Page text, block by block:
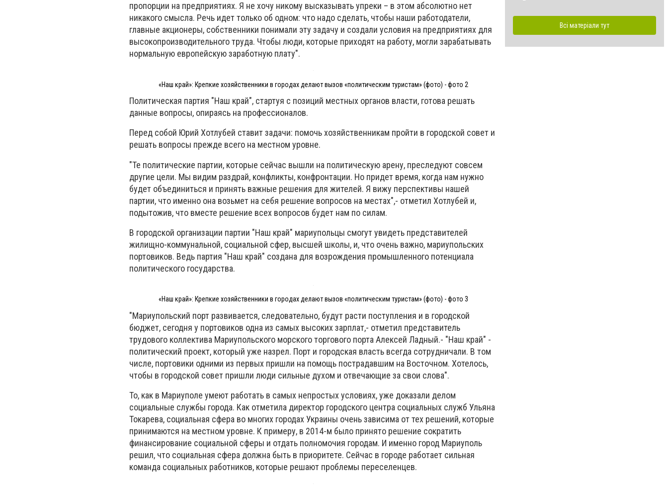
пропорции на предприятиях. Я не хочу никому высказывать упреки – в этом абсолютно нет
никакого смысла. Речь идет только об одном: что надо сделать, чтобы наши работодатели,
главные акционеры, собственники понимали эту задачу и создали условия на предприятиях для
высокопроизводительного труда. Чтобы люди, которые приходят на работу, могли зарабатывать
нормальную европейскую заработную плату".
«Наш край»: Крепкие хозяйственники в городах делают вызов «политическим туристам» (фото) - фото 2
Политическая партия "Наш край", стартуя с позиций местных органов власти, готова решать
данные вопросы, опираясь на профессионалов.
Перед собой Юрий Хотлубей ставит задачи: помочь хозяйственникам пройти в городской совет и
решать вопросы прежде всего на местном уровне.
"Те политические партии, которые сейчас вышли на политическую арену, преследуют совсем
другие цели. Мы видим раздрай, конфликты, конфронтации. Но придет время, когда нам нужно
будет объединиться и принять важные решения для жителей. Я вижу перспективы нашей
партии, что именно она возьмет на себя решение вопросов на местах",- отметил Хотлубей и,
подытожив, что вместе решение всех вопросов будет нам по силам.
В городской организации партии "Наш край" мариупольцы смогут увидеть представителей
жилищно-коммунальной, социальной сфер, высшей школы, и, что очень важно, мариупольских
портовиков. Ведь партия "Наш край" создана для возрождения промышленного потенциала
политического государства.
«Наш край»: Крепкие хозяйственники в городах делают вызов «политическим туристам» (фото) - фото 3
"Мариупольский порт развивается, следовательно, будут расти поступления и в городской
бюджет, сегодня у портовиков одна из самых высоких зарплат,- отметил представитель
трудового коллектива Мариупольского морского торгового порта Алексей Ладный.- "Наш край" -
политический проект, который уже назрел. Порт и городская власть всегда сотрудничали. В том
числе, портовики одними из первых пришли на помощь пострадавшим на Восточном. Хотелось,
чтобы в городской совет пришли люди сильные духом и отвечающие за свои слова".
То, как в Мариуполе умеют работать в самых непростых условиях, уже доказали делом
социальные службы города. Как отметила директор городского центра социальных служб Ульяна
Токарева, социальная сфера во многих городах Украины очень зависима от тех решений, которые
принимаются на местном уровне. К примеру, в 2014-м было принято решение сократить
финансирование социальной сферы и отдать полномочия городам. И именно город Мариуполь
решил, что социальная сфера должна быть в приоритете. Сейчас в городе работает сильная
команда социальных работников, которые решают проблемы переселенцев.
Всі матеріали тут